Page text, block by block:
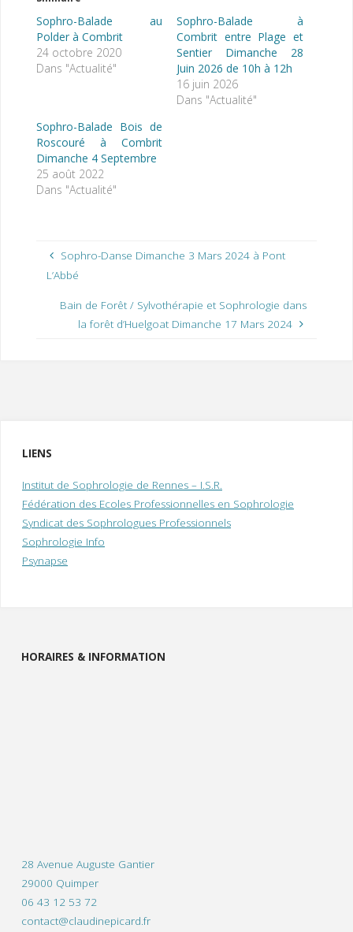
Sophro-Balade au
Polder à Combrit
24 octobre 2020
Dans "Actualité"
Sophro-Balade à
Combrit entre Plage et
Sentier Dimanche 28
Juin 2026 de 10h à 12h
16 juin 2026
Dans "Actualité"
Sophro-Balade Bois de
Roscouré à Combrit
Dimanche 4 Septembre
25 août 2022
Dans "Actualité"
Sophro-Danse Dimanche 3 Mars 2024 à Pont
L’Abbé
Bain de Forêt / Sylvothérapie et Sophrologie dans
la forêt d’Huelgoat Dimanche 17 Mars 2024
LIENS
Institut de Sophrologie de Rennes – I.S.R.
Fédération des Ecoles Professionnelles en Sophrologie
Syndicat des Sophrologues Professionnels
Sophrologie Info
Psynapse
HORAIRES & INFORMATION
28 Avenue Auguste Gantier
29000 Quimper
06 43 12 53 72
contact@claudinepicard.fr